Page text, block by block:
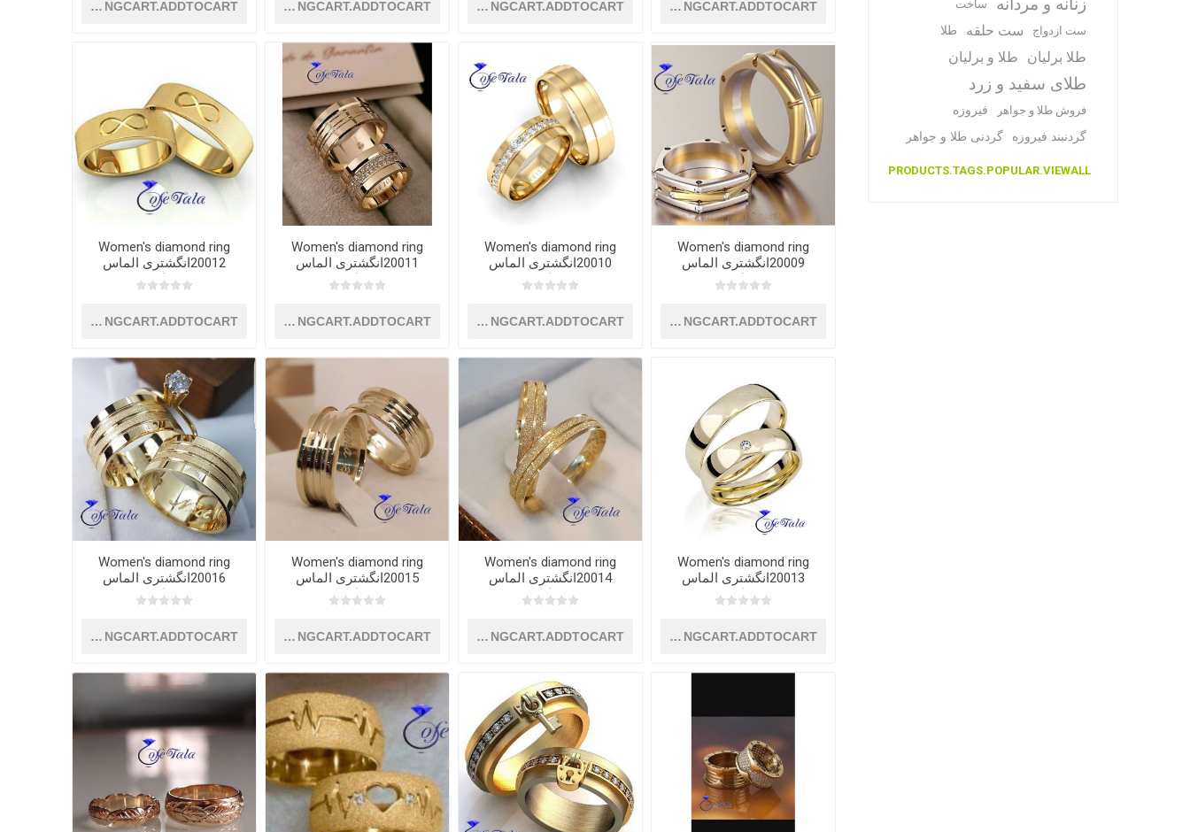
SHOPPINGCART.ADDTOCART
SHOPPINGCART.ADDTOCART
SHOPPINGCART.ADDTOCART
SHOPPINGCART.ADDTOCART
Women's diamond ring
20009انگشتری الماس
زنانه
SHOPPINGCART.ADDTOCART
Women's diamond ring
20010انگشتری الماس
زنانه
SHOPPINGCART.ADDTOCART
Women's diamond ring
20011انگشتری الماس
زنانه
SHOPPINGCART.ADDTOCART
Women's diamond ring
20012انگشتری الماس
زنانه
SHOPPINGCART.ADDTOCART
Women's diamond ring
20013انگشتری الماس
زنانه
SHOPPINGCART.ADDTOCART
Women's diamond ring
20014انگشتری الماس
زنانه
SHOPPINGCART.ADDTOCART
Women's diamond ring
20015انگشتری الماس
زنانه
SHOPPINGCART.ADDTOCART
Women's diamond ring
20016انگشتری الماس
زنانه
SHOPPINGCART.ADDTOCART
ساخت
ست ازدواج
ست حلقه طلا
طلا برلیان طلا و برلیان
طلای سفید و زرد
فروش طلا و جواهر
فیروزه
گردنبند فیروزه
گردنی طلا و جواهر
PRODUCTS.TAGS.POPULAR.VIEWALL